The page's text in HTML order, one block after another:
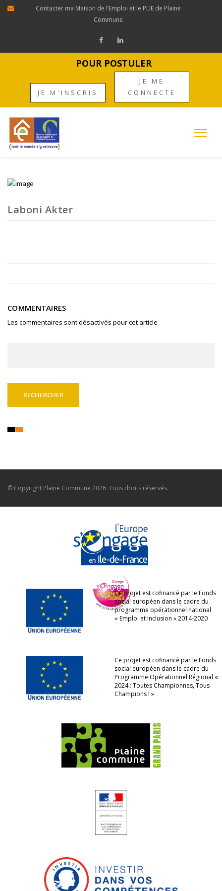
Contacter ma Maison de l’Emploi et le PLIE de Plaine
Commune
POUR POSTULER
JE M'INSCRIS
JE ME
CONNECTE
Laboni Akter
COMMENTAIRES
Les commentaires sont désactivés pour cet article
© Copyright Plaine Commune 2026. Tous droits réservés.
Ce projet est cofinancé par le Fonds
social européen dans le cadre du
programme opérationnel national
« Emploi et Inclusion » 2014-2020
Ce projet est cofinancé par le Fonds
social européen dans le cadre du
Programme Opérationnel Régional «
2024 : Toutes Championnes, Tous
Champions ! »